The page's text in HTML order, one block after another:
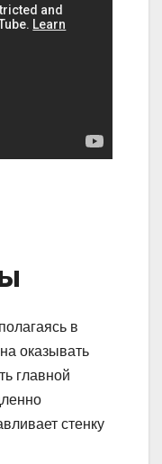
в
оказывать
главной
стенку